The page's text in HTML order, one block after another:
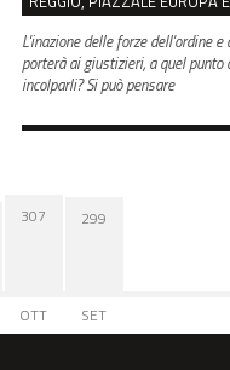
L'inazione delle forze dell'ordine
porterà ai giustizieri, a quel punto
incolparli? Si può pensare
307
OTT
299
SET